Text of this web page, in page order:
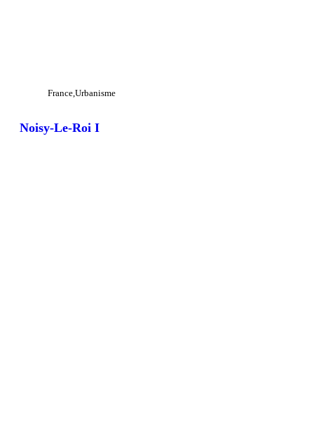
France Urbanisme
Noisy-Le-Roi I